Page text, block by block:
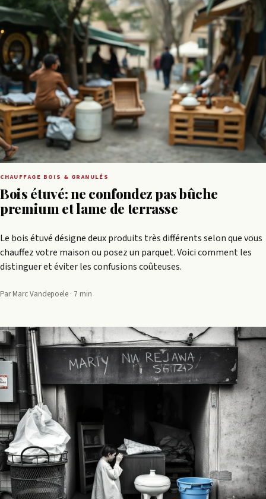
CHAUFFAGE BOIS & GRANULÉS
Bois étuvé: ne confondez pas bûche
premium et lame de terrasse
Le bois étuvé désigne deux produits très différents selon que vous
chauffez votre maison ou posez un parquet. Voici comment les
distinguer et éviter les confusions coûteuses.
Par Marc Vandepoele · 7 min